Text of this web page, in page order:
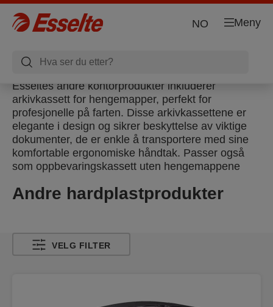
Meny
NO
Esseltes andre kontorprodukter inkluderer
arkivkassett for hengemapper, perfekt for
profesjonelle på farten. Disse arkivkassettene er
elegante i design og sikrer beskyttelse av viktige
dokumenter, de er enkle å transportere med sine
komfortable ergonomiske håndtak. Passer også
som oppbevaringskassett uten hengemappene
Andre hardplastprodukter
VELG FILTER